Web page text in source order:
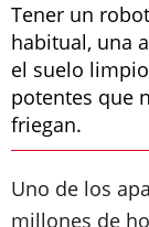
Tener un
habitual, una
el suelo
potentes que
friegan.
Uno de los
millones de